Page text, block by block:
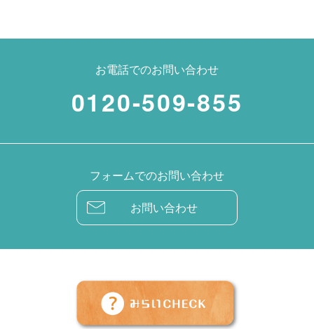
お電話でのお問い合わせ
0120-509-855
フォームでのお問い合わせ
お問い合わせ